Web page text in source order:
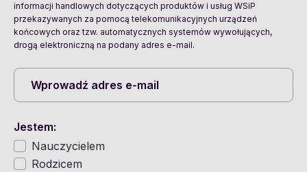
informacji handlowych dotyczących produktów i usług WSiP
przekazywanych za pomocą telekomunikacyjnych urządzeń
końcowych oraz tzw. automatycznych systemów wywołujących,
drogą elektroniczną na podany adres e-mail.
Jestem:
Nauczycielem
Rodzicem